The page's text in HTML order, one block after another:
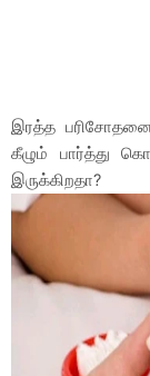
இரத்த
கீழும் பார்த்து
இருக்கிறதா?